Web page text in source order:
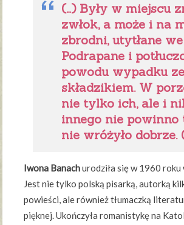
(…) Były w miejscu
zwłok, a może i na
zbrodni, utytłane
Podrapane i
powodu wypadku ze
składzikiem. W
nie tylko ich, ale i
innego nie powinno
nie wróżyło dobrze.
Iwona Banachurodziła się w 1960 roku
Jest nie tylko polską pisarką, autorką
powieści, ale również tłumaczką
pięknej. Ukończyła romanistykę na